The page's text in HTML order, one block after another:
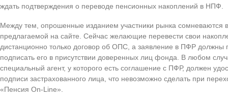
ждать подтверждения о переводе пенсионных накоплений в НПФ.
Между тем, опрошенные изданием участники рынка сомневаются в
предлагаемой на сайте. Сейчас желающие перевести свои
дистанционно только договор об ОПС, а заявление в ПФР должны
подписать его в присутствии доверенных лиц фонда. В любом
специальный агент, у которого есть соглашение с ПФР, должен
подписи застрахованного лица, что невозможно сделать при
«Пенсия On-Line».